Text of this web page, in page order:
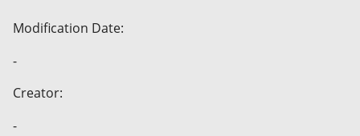
Modification Date:
-
Creator:
-